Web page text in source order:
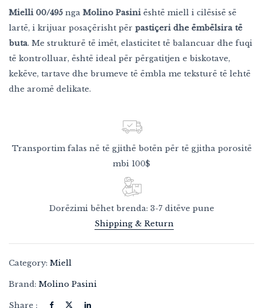
Mielli 00/495 nga Molino Pasini është miell i cilësisë së
lartë, i krijuar posaçërisht për pastiçeri dhe ëmbëlsira të
buta. Me strukturë të imët, elasticitet të balancuar dhe fuqi
të kontrolluar, është ideal për përgatitjen e biskotave,
kekëve, tartave dhe brumeve të ëmbla me teksturë të lehtë
dhe aromë delikate.
Transportim falas në të gjithë botën për të gjitha porositë
mbi 100$
Dorëzimi bëhet brenda: 3-7 ditëve pune
Shipping & Return
Category: Miell
Brand: Molino Pasini
Share :